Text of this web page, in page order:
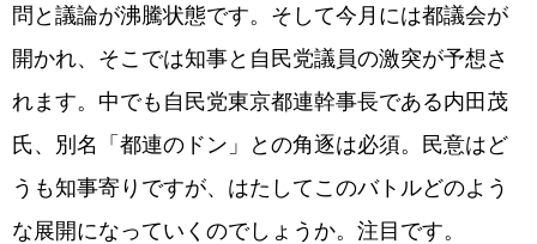
問と議論が沸騰状態です。そして今月には都議会が
開かれ、そこでは知事と自民党議員の激突が予想さ
れます。中でも自民党東京都連幹事長である内田茂
氏、別名「都連のドン」との角逐は必須。民意はど
うも知事寄りですが、はたしてこのバトルどのよう
な展開になっていくのでしょうか。注目です。